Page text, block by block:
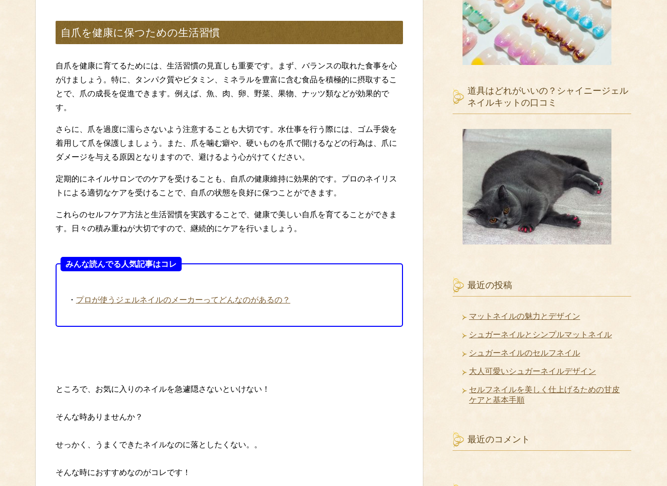
自爪を健康に保つための生活習慣
自爪を健康に育てるためには、生活習慣の見直しも重要です。まず、バランスの取れた食事を心
がけましょう。特に、タンパク質やビタミン、ミネラルを豊富に含む食品を積極的に摂取するこ
とで、爪の成長を促進できます。例えば、魚、肉、卵、野菜、果物、ナッツ類などが効果的で
す。
さらに、爪を過度に濡らさないよう注意することも大切です。水仕事を行う際には、ゴム手袋を
着用して爪を保護しましょう。また、爪を噛む癖や、硬いものを爪で開けるなどの行為は、爪に
ダメージを与える原因となりますので、避けるよう心がけてください。
定期的にネイルサロンでのケアを受けることも、自爪の健康維持に効果的です。プロのネイリス
トによる適切なケアを受けることで、自爪の状態を良好に保つことができます。
これらのセルフケア方法と生活習慣を実践することで、健康で美しい自爪を育てることができま
す。日々の積み重ねが大切ですので、継続的にケアを行いましょう。
みんな読んでる人気記事はコレ
・ プロが使うジェルネイルのメーカーってどんなのがあるの？
ところで、お気に入りのネイルを急遽隠さないといけない！
そんな時ありませんか？
せっかく、うまくできたネイルなのに落としたくない。。
そんな時におすすめなのがコレです！
道具はどれがいいの？シャイニージェル
ネイルキットの口コミ
最近の投稿
マットネイルの魅力とデザイン
シュガーネイルとシンプルマットネイル
シュガーネイルのセルフネイル
大人可愛いシュガーネイルデザイン
セルフネイルを美しく仕上げるための甘皮
ケアと基本手順
最近のコメント